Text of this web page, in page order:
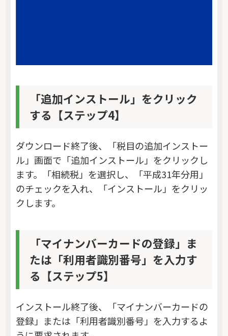
「追加インストール」をクリック
する【ステップ4】
ダウンロード終了後、「税目の追加インストー
ル」画面で「追加インストール」をクリックし
ます。「相続税」を選択し、「平成31年分用」
のチェックを入れ、「インストール」をクリッ
クします。
「マイナンバーカードの登録」ま
たは「利用者識別番号」を入力す
る【ステップ5】
インストール終了後、「マイナンバーカードの
登録」または「利用者識別番号」を入力するよ